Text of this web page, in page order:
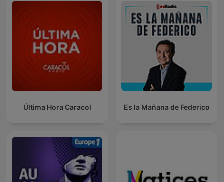
Última Hora Caracol Es la Mañana de Federico